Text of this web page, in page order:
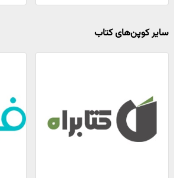
سایر کوپن‌های کتاب